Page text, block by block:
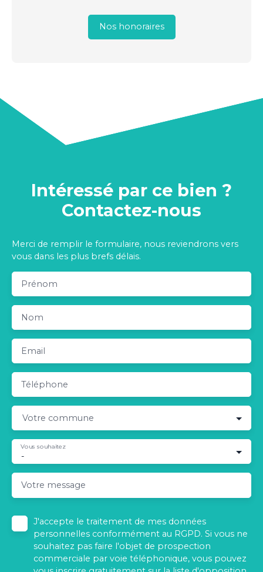
Nos honoraires
Intéressé par ce bien ?
Contactez-nous
Merci de remplir le formulaire, nous reviendrons vers
vous dans les plus brefs délais.
Prénom
Nom
Email
Téléphone
Votre commune
-
Vous souhaitez
Votre message
J'accepte le traitement de mes données
personnelles conformément au RGPD. Si vous ne
souhaitez pas faire l'objet de prospection
commerciale par voie téléphonique, vous pouvez